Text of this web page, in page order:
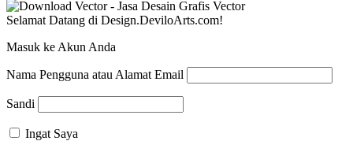
Selamat Datang di Design.DeviloArts.com!
Masuk ke Akun Anda
Nama Pengguna atau Alamat Email
Sandi
Ingat Saya